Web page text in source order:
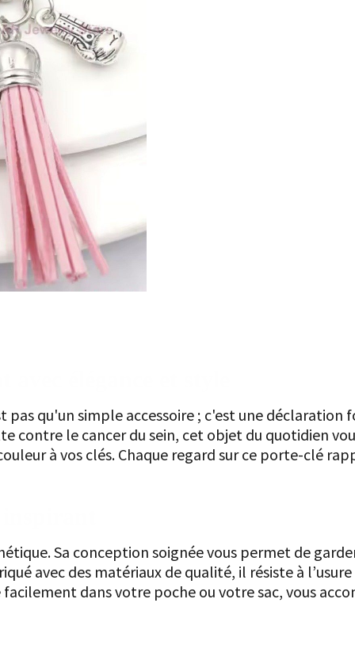
qu'un simple accessoire ; c'est une déclaration
contre le cancer du sein, cet objet du quotidien
à vos clés. Chaque regard sur ce porte-clé
Sa conception soignée vous permet de
avec des matériaux de qualité, il résiste à
dans votre poche ou votre sac, vous